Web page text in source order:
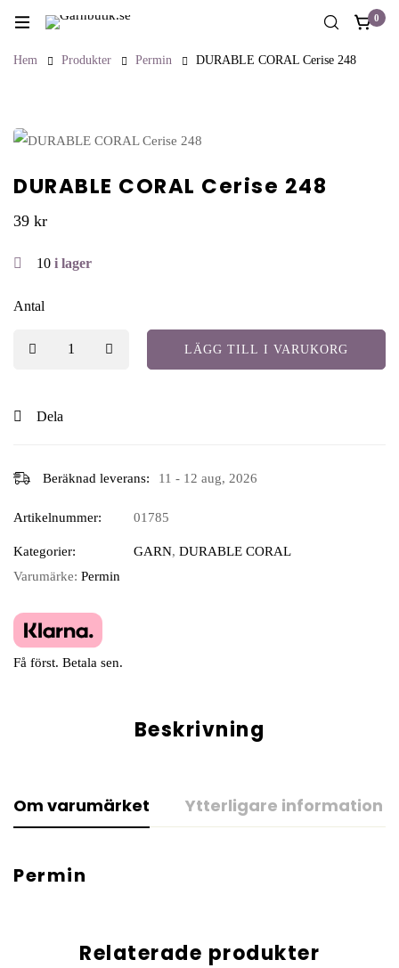
0
Hem Produkter Permin DURABLE CORAL Cerise 248
DURABLE CORAL Cerise 248
39 kr
10 i lager
Antal
LÄGG TILL I VARUKORG
Dela
Beräknad leverans: 11 - 12 aug, 2026
Artikelnummer: 01785
Kategorier: GARN, DURABLE CORAL
Varumärke: Permin
Få först. Betala sen.
Beskrivning
Om varumärket Ytterligare information
Permin
Relaterade produkter